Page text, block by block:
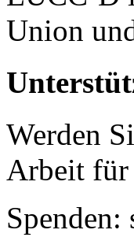
Union
Werden
Arbeit für
Spenden: